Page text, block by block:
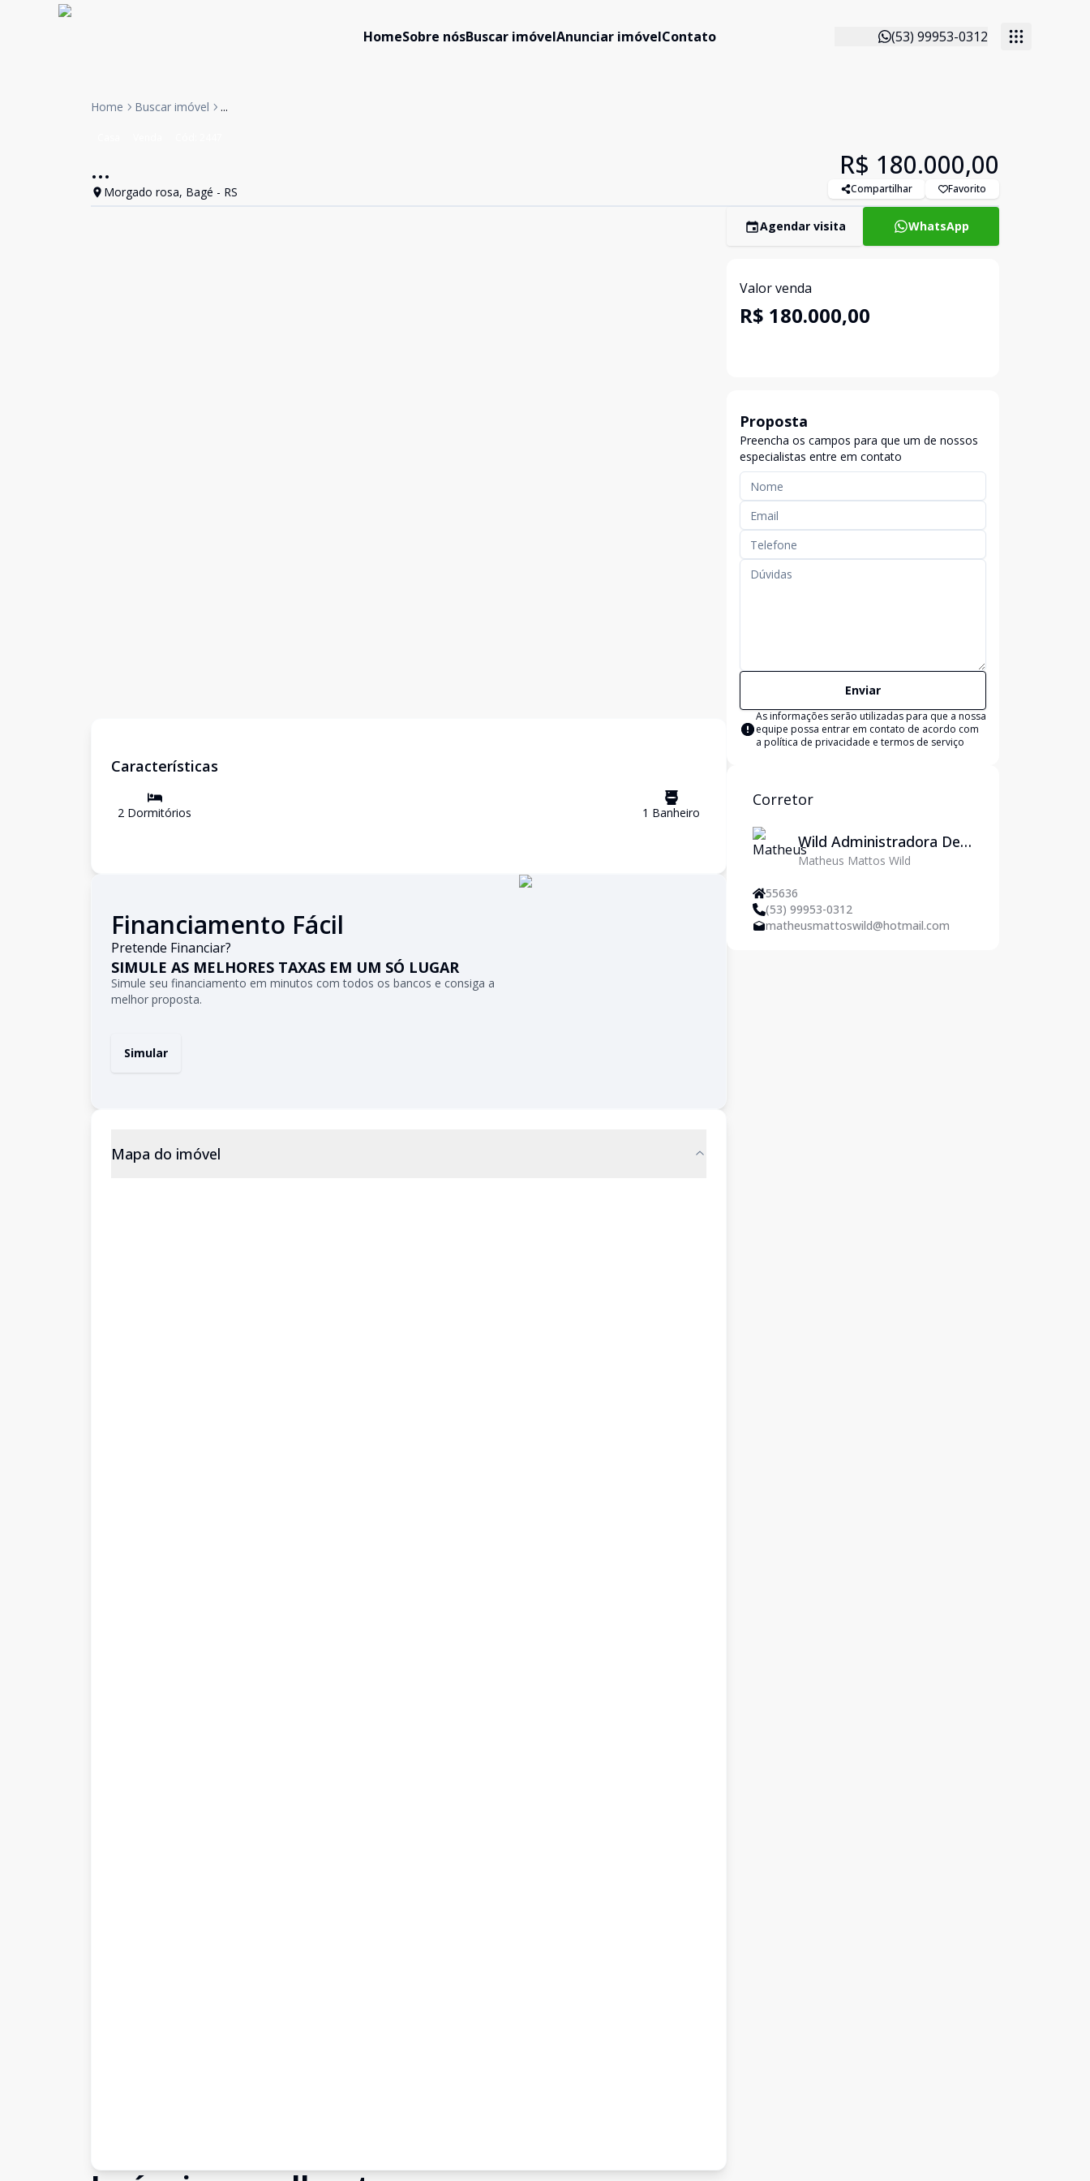
HomeSobre nósBuscar imóvelAnunciar imóvelContato (53) 99953-0312
Home Buscar imóvel ...
...
Morgado rosa, Bagé - RS
R$ 180.000,00
Compartilhar Favorito
Características
2 Dormitórios 1 Banheiro
Financiamento Fácil
Pretende Financiar?
SIMULE AS MELHORES TAXAS EM UM SÓ LUGAR
Simule seu financiamento em minutos com todos os bancos e consiga a
melhor proposta.
Simular
Mapa do imóvel
Agendar visita WhatsApp
Valor venda
R$ 180.000,00
Proposta
Preencha os campos para que um de nossos
especialistas entre em contato
Enviar
As informações serão utilizadas para que a nossa
equipe possa entrar em contato de acordo com
a política de privacidade e termos de serviço
Corretor
Wild Administradora De
Imóveis Ltda
Matheus Mattos Wild
55636
(53) 99953-0312
matheusmattoswild@hotmail.com